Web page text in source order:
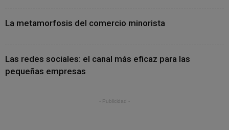
La metamorfosis del comercio minorista
Las redes sociales: el canal más eficaz para las
pequeñas empresas
- Publicidad -